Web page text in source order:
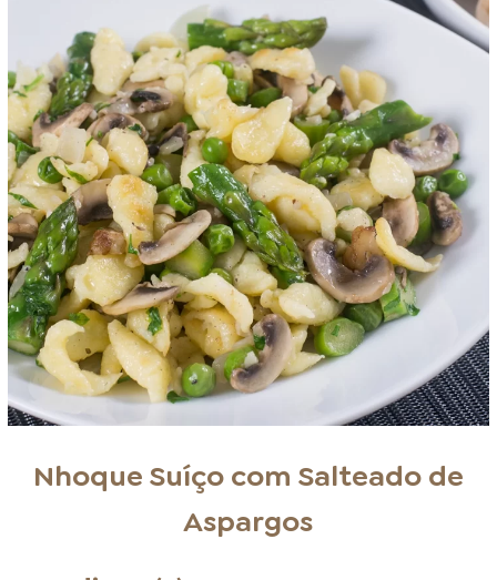
Nhoque Suíço com Salteado de
Aspargos